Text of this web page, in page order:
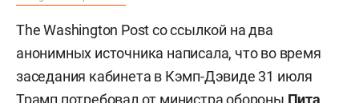
The Washington Post со ссылкой на два
анонимных источника написала, что во время
заседания кабинета в Кэмп-Дэвиде 31 июля
Трамп потребовал от министра обороны Пита